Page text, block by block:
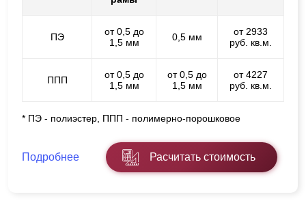
ПЭ
от 0,5 до
1,5 мм
0,5 мм
от 2933
руб. кв.м.
ППП
от 0,5 до
1,5 мм
от 0,5 до
1,5 мм
от 4227
руб. кв.м.
* ПЭ - полиэстер, ППП - полимерно-порошковое
Подробнее Расчитать стоимость